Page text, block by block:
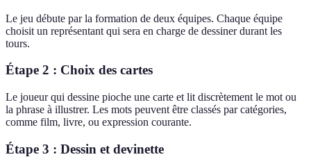
Le jeu débute par la formation de deux équipes. Chaque équipe
choisit un représentant qui sera en charge de dessiner durant les
tours.
Étape 2 : Choix des cartes
Le joueur qui dessine pioche une carte et lit discrètement le mot ou
la phrase à illustrer. Les mots peuvent être classés par catégories,
comme film, livre, ou expression courante.
Étape 3 : Dessin et devinette